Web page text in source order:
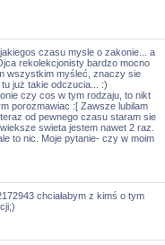
czasu mysle o zakonie... a
rekolekcjonisty bardzo mocno
wszystkim myśleć, znaczy sie
już takie odczucia... :)
czy cos w tym rodzaju, to nikt
porozmawiac :[ Zawsze lubilam
od pewnego czasu staram sie
swieta jestem nawet 2 raz.
to nic. Moje pytanie- czy w moim
chciałabym z kimś o tym